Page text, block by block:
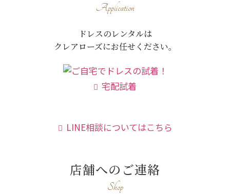
Application
ドレスのレンタルは
クレアローズにお任せください。
宅配試着
LINE相談についてはこちら
店舗へのご連絡
Shop